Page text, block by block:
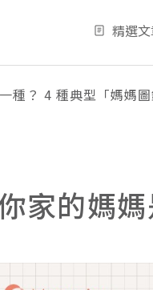
精選
種？ 4 種典型「媽媽圖
家的媽